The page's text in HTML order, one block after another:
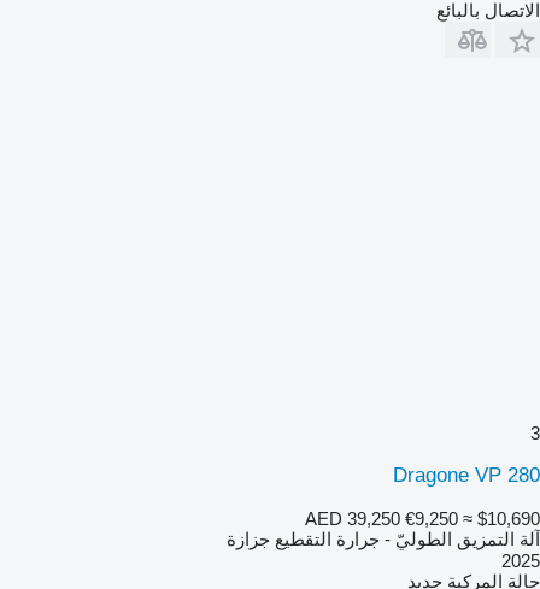
الاتصال بالبائع
3
Dragone VP 280
AED 39,250 €9,250 ≈ $10,690
آلة التمزيق الطوليّ - جرارة التقطيع جزازة
2025
حالة المركبة جديد